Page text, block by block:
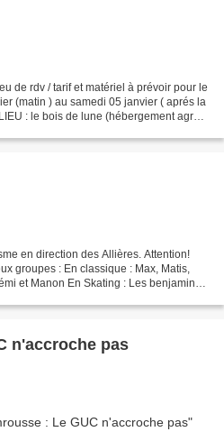
de rdv / tarif et matériel à prévoir pour le
(matin ) au samedi 05 janvier ( aprés la
: le bois de lune (hébergement agrée
en direction des Allières. Attention!
groupes : En classique : Max, Matis,
et Manon En Skating : Les benjamins
n'accroche pas